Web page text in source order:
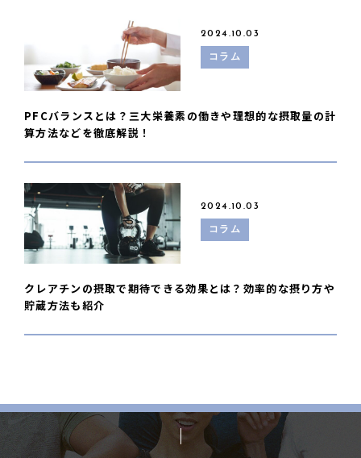
2024.10.03
コラム
PFCバランスとは？三大栄養素の働きや理想的な摂取量の計
算方法などを徹底解説！
2024.10.03
コラム
クレアチンの摂取で期待できる効果とは？効率的な摂り方や
貯蔵方法も紹介